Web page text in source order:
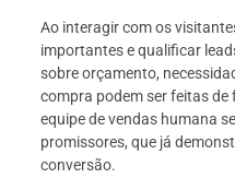
Ao interagir com os
importantes e qualificar
sobre orçamento,
compra podem ser feitas
equipe de vendas humana
promissores, que já
conversão.